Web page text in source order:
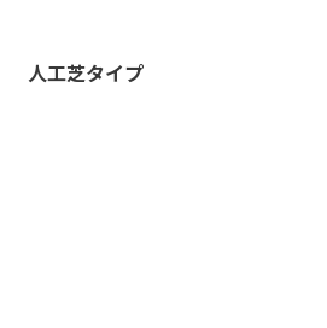
人工芝タイプ